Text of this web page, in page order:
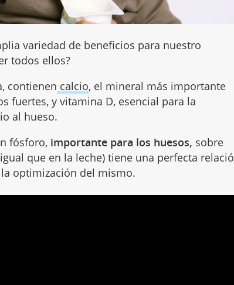
variedad de beneficios para nuestro
todos ellos?
contienen calcio, el mineral más importante
fuertes, y vitamina D, esencial para la
al hueso.
fósforo, importante para los huesos, sobre
que en la leche) tiene una perfecta
optimización del mismo.